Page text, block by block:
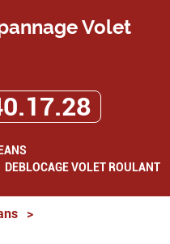
Volet
DEBLOCAGE VOLET ROULANT
>